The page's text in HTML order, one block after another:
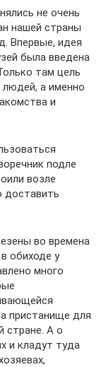
не очень
нашей страны
Впервые, идея
была введена
там цель
людей, а именно
и
подле
возле
доставить
во времена
обиходе у
много
пристанище для
стране. А о
и кладут туда